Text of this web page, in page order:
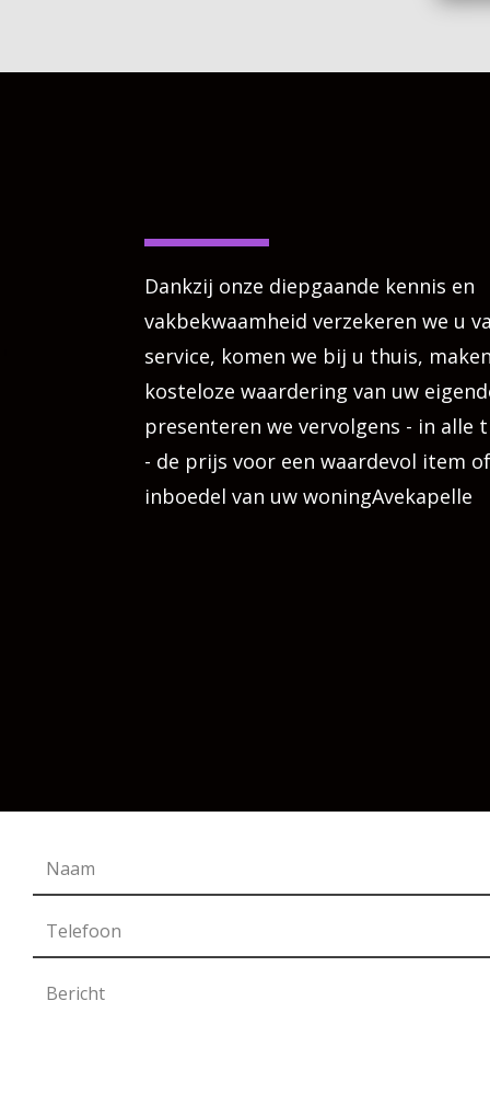
Dankzij onze diepgaande kennis en
vakbekwaamheid verzekeren we u
service, komen we bij u thuis,
kosteloze waardering van uw
presenteren we vervolgens - in alle
- de prijs voor een waardevol item
inboedel van uw woningAvekapelle